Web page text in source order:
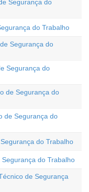
Segurança do
do Trabalho
Segurança do
Segurança do
de Segurança do
de Segurança do
do Trabalho
do Trabalho
de Segurança